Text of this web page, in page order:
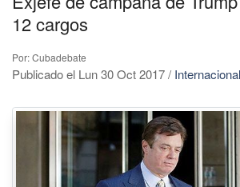
12 cargos
Por: Cubadebate
Publicado el Lun 30 Oct 2017/